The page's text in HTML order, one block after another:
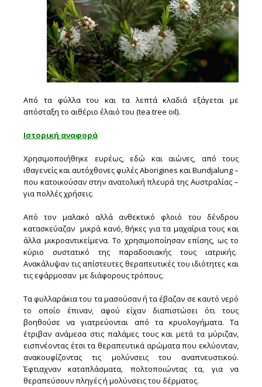
Από τα φύλλα του και τα λεπτά κλαδιά εξάγεται με
απόσταξη το αιθέριο έλαιό του (tea tree oil).
Ιστορική αναφορά
Χρησιμοποιήθηκε ευρέως, εδώ και αιώνες, από τους
ιθαγενείς και αυτόχθονες φυλές Aborigines και Bundjalung –
που κατοικούσαν στην ανατολική πλευρά της Αυστραλίας –
για πολλές χρήσεις.
Από τον μαλακό αλλά ανθεκτικό φλοιό του δένδρου
κατασκεύαζαν μικρά κανό, θήκες για τα μαχαίρια τους και
άλλα μικροαντικείμενα. Το χρησιμοποίησαν επίσης, ως το
κύριο συστατικό της παραδοσιακής τους ιατρικής.
Ανακάλυψαν τις απίστευτες θεραπευτικές του ιδιότητες και
τις εφάρμοσαν με διάφορους τρόπους.
Τα φυλλαράκια του τα μασούσαν ή τα έβαζαν σε καυτό νερό
το οποίο έπιναν, αφού είχαν διαπιστώσει ότι τους
βοηθούσε να γιατρεύονται από τα κρυολογήματα. Τα
έτριβαν ανάμεσα στις παλάμες τους και μετά τα μύριζαν,
εισπνέοντας έτσι τα θεραπευτικά αρώματα που εκλύονταν,
ανακουφίζοντας τις μολύνσεις του αναπνευστικού.
Έφτιαχναν καταπλάσματα, πολτοποιώντας τα, για να
θεραπεύσουν πληγές ή μολύνσεις του δέρματος.